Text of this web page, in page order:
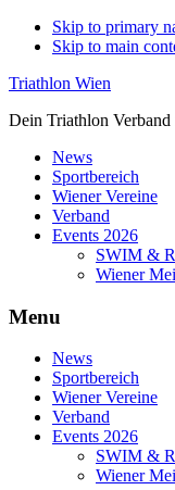
Skip to primary
Skip to main
Triathlon Wien
Dein Triathlon Verband
News
Sportbereich
Wiener Vereine
Verband
Events 2026
SWIM &
Wiener
Menu
News
Sportbereich
Wiener Vereine
Verband
Events 2026
SWIM &
Wiener